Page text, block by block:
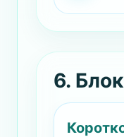
6.